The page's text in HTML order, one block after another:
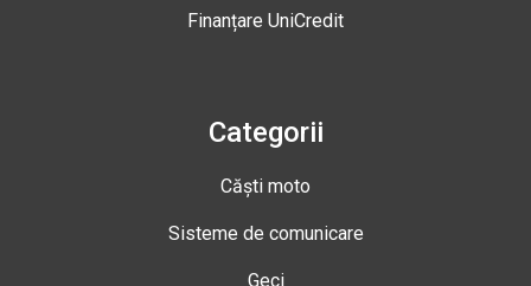
Finanțare UniCredit
Categorii
Căști moto
Sisteme de comunicare
Geci